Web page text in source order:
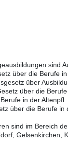
sind
über die Berufe
über
über die
in der Altenpfl
über die Berufe in
sind im Bereich
Gelsenkirchen,